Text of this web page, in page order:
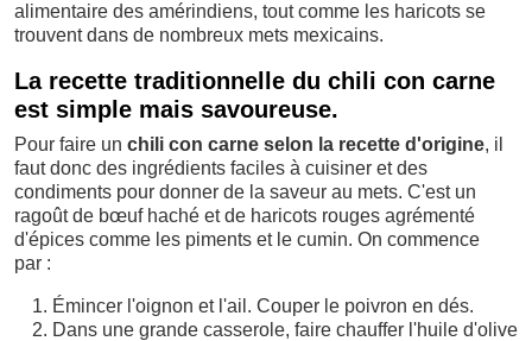
alimentaire des amérindiens, tout comme les haricots se
trouvent dans de nombreux mets mexicains.
La recette traditionnelle du chili con carne
est simple mais savoureuse.
Pour faire un chili con carne selon la recette d'origine, il
faut donc des ingrédients faciles à cuisiner et des
condiments pour donner de la saveur au mets. C'est un
ragoût de bœuf haché et de haricots rouges agrémenté
d'épices comme les piments et le cumin. On commence
par :
Émincer l'oignon et l'ail. Couper le poivron en dés.
Dans une grande casserole, faire chauffer l'huile d'olive